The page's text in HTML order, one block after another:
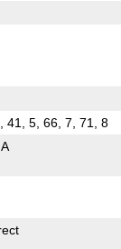
41, 5, 66, 7, 71, 8